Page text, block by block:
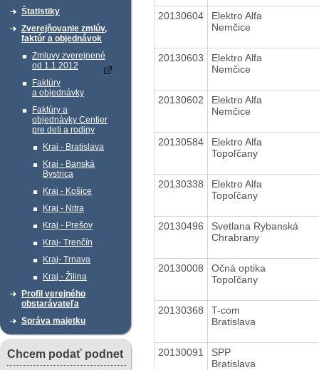
Štatistiky
Zverejňovanie zmlúv,
faktúr a objednávok
Zmluvy zverejnené
od 1.1.2012
Faktúry
a objednávky
Faktúry a
objednávky Centier
pre deti a rodiny
Kraj - Bratislava
Kraj - Banská
Bystrica
Kraj - Košice
Kraj - Nitra
Kraj - Prešov
Kraj- Trenčín
Kraj- Trnava
Kraj - Žilina
Profil verejného
obstarávateľa
Správa majetku
Chcem podať podnet
20130604
Elektro Alfa
Nemčice
20130603
Elektro Alfa
Nemčice
20130602
Elektro Alfa
Nemčice
20130584
Elektro Alfa
Topoľčany
20130338
Elektro Alfa
Topoľčany
20130496
Svetlana Rybanská
Chrabrany
20130008
Očná optika
Topoľčany
20130368
T-com
Bratislava
20130091
SPP
Bratislava